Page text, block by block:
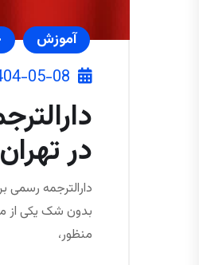
آموزش
05-08
در
دارالترجمه رسمی
بدون شک یکی از
منظور،